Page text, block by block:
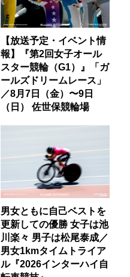
【放送予定・イベント情
報】『第2回女子オール
スター競輪（G1）』「ガ
ールズドリームレース」
／8月7日（金）〜9日
（日） 佐世保競輪場
男女ともに自己ベストを
更新しての優勝 女子は池
川楽々 男子は松尾泰成／
男女1kmタイムトライア
ル『2026インターハイ自